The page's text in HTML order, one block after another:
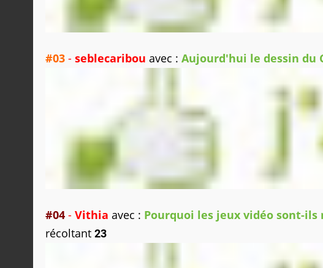
#03 - seblecaribou avec : Aujourd'hui le dessin du
#04 - Vithia avec : Pourquoi les jeux vidéo sont-
récoltant 23